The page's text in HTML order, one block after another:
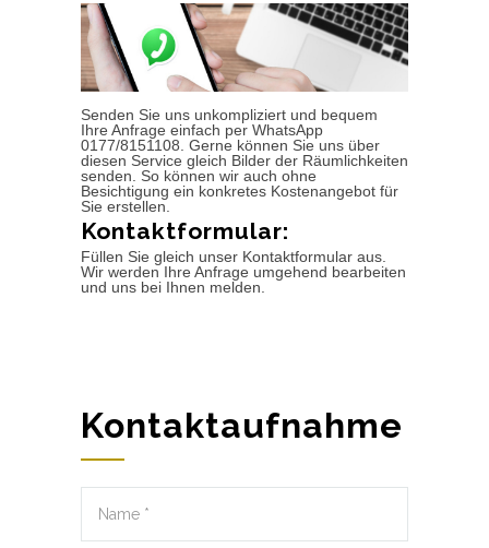
Senden Sie uns unkompliziert und bequem
Ihre Anfrage einfach per WhatsApp
0177/8151108. Gerne können Sie uns über
diesen Service gleich Bilder der Räumlichkeiten
senden. So können wir auch ohne
Besichtigung ein konkretes Kostenangebot für
Sie erstellen.
Kontaktformular:
Füllen Sie gleich unser Kontaktformular aus.
Wir werden Ihre Anfrage umgehend bearbeiten
und uns bei Ihnen melden.
Kontaktaufnahme